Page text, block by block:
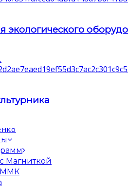
экологического
Магниткой
ММК